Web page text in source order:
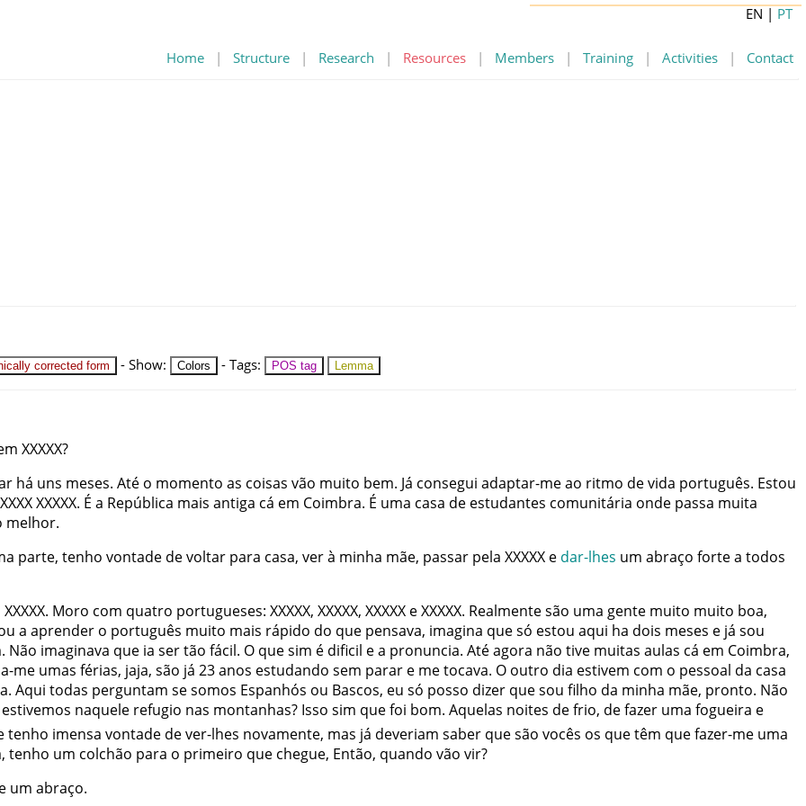
Home | Structure | Research | Resources | Members | Training | Activities | Contact
EN | PT
corrected form - Show: Colors - Tags: POS tag Lemma
XXXXX?
há uns meses. Até o momento as coisas vão muito bem. Já consegui adaptar-meao ritmo devida português. Estou
XXXXX. É a República mais antiga cá em Coimbra. É uma casa de estudantes comunitária onde passa muita
melhor.
parte, tenho vontade devoltar para casa, verà minha mãe, passar pela XXXXX e dar-lhes um abraço fortea todos
XXXXX. Moro com quatro portugueses: XXXXX, XXXXX, XXXXX eXXXXX. Realmentesão uma gente muito muito boa,
a aprender o português muito mais rápido do que pensava, imagina quesó estou aqui ha dois meses e já sou
. Não imaginava que ia sertão fácil. O quesim é dificil ea pronuncia. Atéagora não tive muitas aulas cá em Coimbra,
me umas férias, jaja, são já 23anos estudando sem parar e metocava. O outro dia estivem com o pessoal da casa
. Aqui todas perguntam sesomos Espanhós ou Bascos, eu só posso dizer quesou filho da minha mãe, pronto. Não
estivemos naquele refugio nas montanhas? Isso sim quefoi bom. Aquelas noites defrio, defazer uma fogueira e
tenho imensa vontade dever-lhes novamente, mas já deveriam saber quesão vocês os quetêm quefazer-me uma
, tenho um colchão para o primeiro que chegue, Então, quando vão vir?
um abraço.